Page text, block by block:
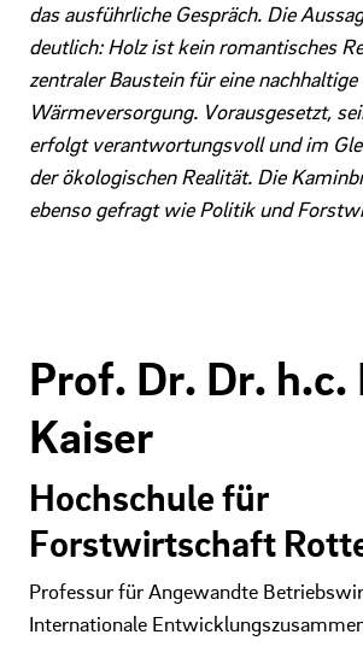
das ausführliche Gespräch. Die
deutlich: Holz ist kein romantisches
zentraler Baustein für eine nachhaltige
Wärmeversorgung. Vorausgesetzt,
erfolgt verantwortungsvoll und im
der ökologischen Realität. Die
ebenso gefragt wie Politik und
Prof. Dr. Dr. h.c.
Kaiser
Hochschule für
Forstwirtschaft
Professur für Angewandte
Internationale